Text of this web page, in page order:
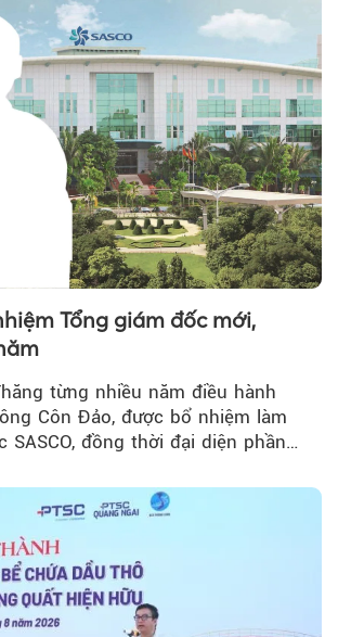
Tổng giám đốc mới,
từng nhiều năm điều hành
Côn Đảo, được bổ nhiệm làm
SASCO, đồng thời đại diện phần